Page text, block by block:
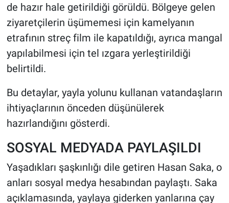
de hazır hale getirildiği görüldü. Bölgeye gelen
ziyaretçilerin üşümemesi için kamelyanın
etrafının streç film ile kapatıldığı, ayrıca mangal
yapılabilmesi için tel ızgara yerleştirildiği
belirtildi.
Bu detaylar, yayla yolunu kullanan vatandaşların
ihtiyaçlarının önceden düşünülerek
hazırlandığını gösterdi.
SOSYAL MEDYADA PAYLAŞILDI
Yaşadıkları şaşkınlığı dile getiren Hasan Saka, o
anları sosyal medya hesabından paylaştı. Saka
açıklamasında, yaylaya giderken yanlarına çay